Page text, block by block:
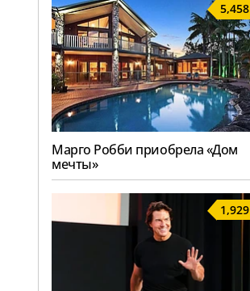
5,458
Марго Робби приобрела «Дом
мечты»
1,929